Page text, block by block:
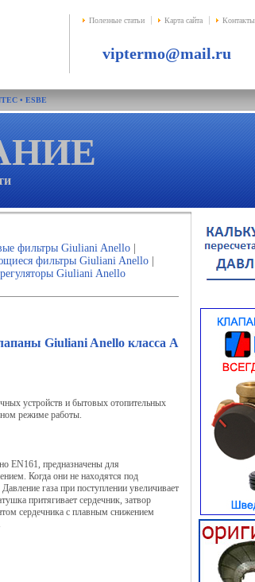
Полезные статьи Карта сайта Контакты
viptermo@mail.ru
• ESBE
фильтры Giuliani Anello|
фильтры Giuliani Anello|
Giuliani Anello
Giuliani Anello класса А
устройств и бытовых отопительных
режиме работы.
EN161, предназначены для
Когда они не находятся под
газа при поступлении увеличивает
притягивает сердечник, затвор
сердечника с плавным снижением